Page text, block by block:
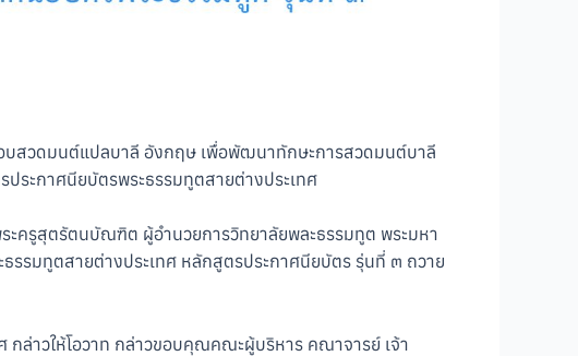
บสวดมนต์แปลบาลี อังกฤษ เพื่อพัฒนาทักษะการสวดมนต์บาลี
ระกาศนียบัตรพระธรรมทูตสายต่างประเทศ
ะครูสุตรัตนบัณฑิต ผู้อำนวยการวิทยาลัยพละธรรมทูต พระมหา
รมทูตสายต่างประเทศ หลักสูตรประกาศนียบัตร รุ่นที่ ๓ ถวาย
ล่าวให้โอวาท กล่าวขอบคุณคณะผู้บริหาร คณาจารย์ เจ้า